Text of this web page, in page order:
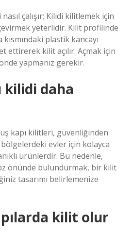
çalışır; Kilidi kilitlemek için
yeterlidir. Kilit profilinde
plastik kancayı
ettirerek kilit açılır. Açmak için
yapmanız gerekir.
kilidi daha
kapı kilitleri, güvenliğinden
evler için kolayca
ürünlerdir. Bu nedenle,
önünde bulundurmak, bir kilit
tasarımı belirlemenize
kilit olur